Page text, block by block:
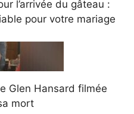
l’arrivée du gâteau :
pour votre mariage
Glen Hansard filmée
mort